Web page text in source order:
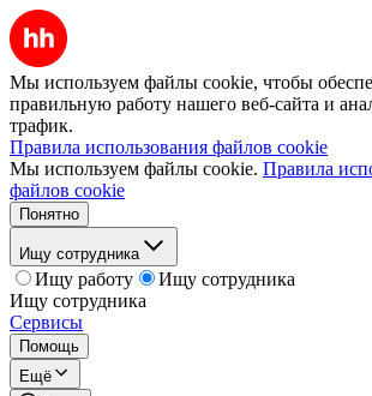
Мы используем файлы cookie, чтобы
правильную работу нашего веб-сайта и
трафик.
Правила использования файлов cookie
Мы используем файлы cookie. Правила
файлов cookie
Понятно
Ищу сотрудника
Ищу работу
Ищу сотрудника
Ищу сотрудника
Сервисы
Помощь
Ещё